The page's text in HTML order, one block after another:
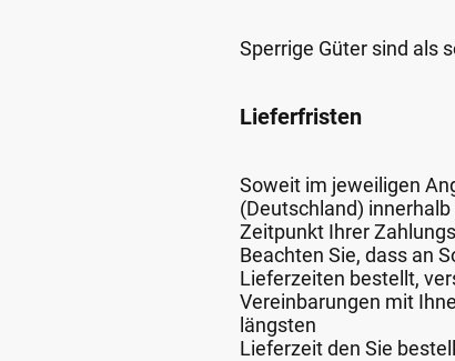
Sperrige Güter sind als
Lieferfristen
Soweit im jeweiligen
(Deutschland)
Zeitpunkt Ihrer
Beachten Sie, dass an
Lieferzeiten bestellt,
Vereinbarungen mit
längsten
Lieferzeit den Sie